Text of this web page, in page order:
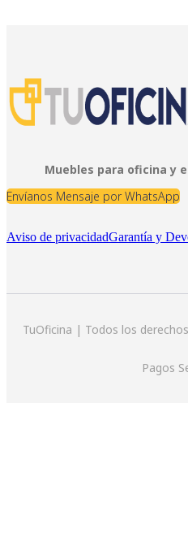
Muebles para oficina y
Envíanos Mensaje por WhatsApp
Aviso de privacidadGarantía y
TuOficina | Todos los
Pagos